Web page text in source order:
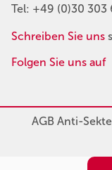
Tel: +49 (0)30 303
Schreiben Sie uns
Folgen Sie uns auf
AGBAnti-